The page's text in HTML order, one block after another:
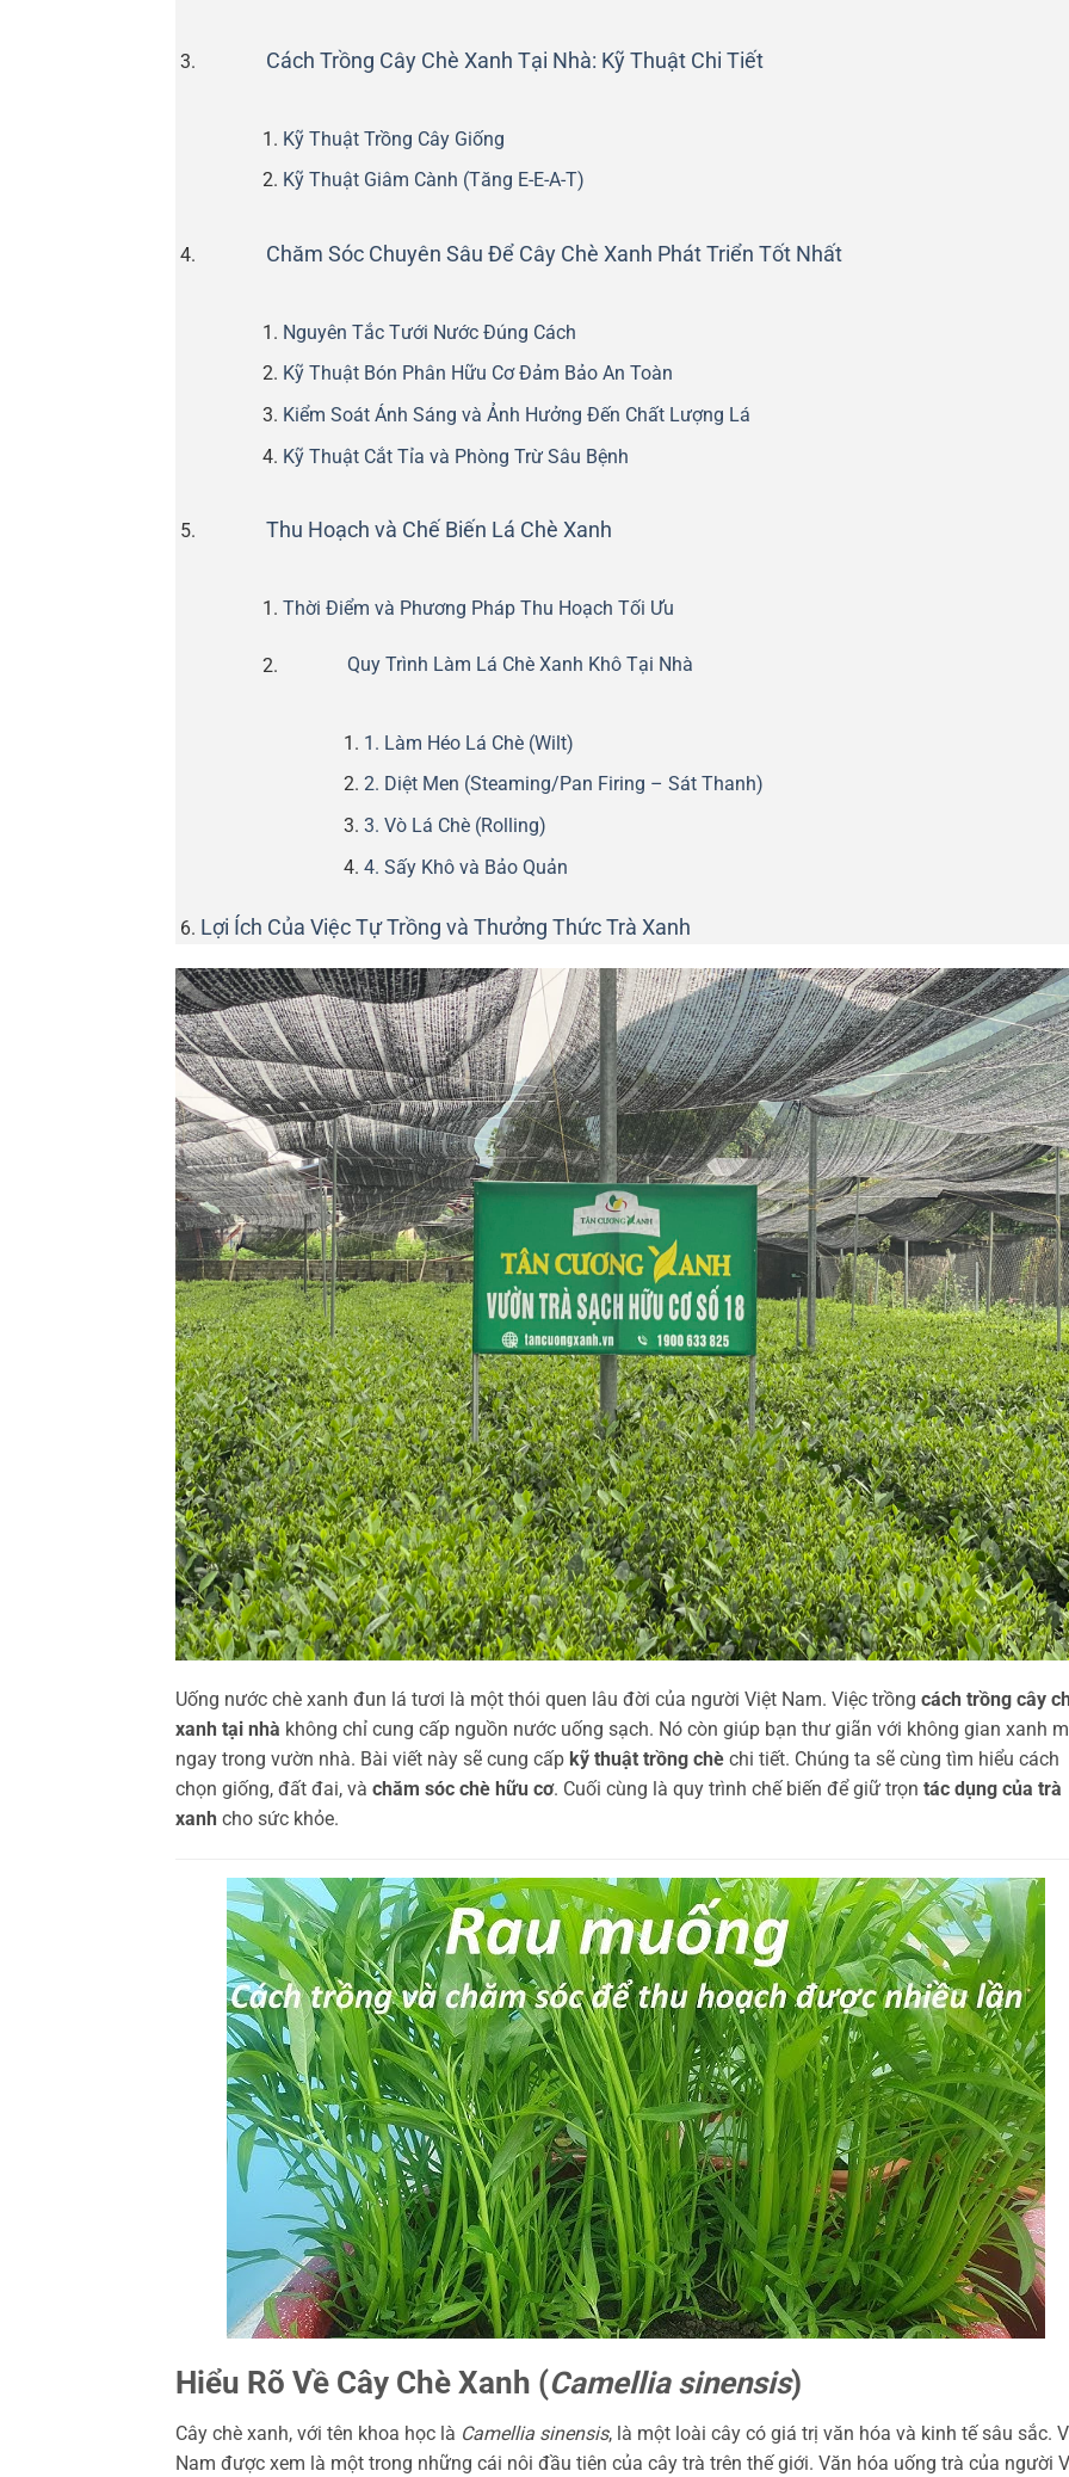
Cách Trồng Cây Chè Xanh Tại Nhà: Kỹ Thuật Chi Tiết
Kỹ Thuật Trồng Cây Giống
Kỹ Thuật Giâm Cành (Tăng E-E-A-T)
Chăm Sóc Chuyên Sâu Để Cây Chè Xanh Phát Triển Tốt Nhất
Nguyên Tắc Tưới Nước Đúng Cách
Kỹ Thuật Bón Phân Hữu Cơ Đảm Bảo An Toàn
Kiểm Soát Ánh Sáng và Ảnh Hưởng Đến Chất Lượng Lá
Kỹ Thuật Cắt Tỉa và Phòng Trừ Sâu Bệnh
Thu Hoạch và Chế Biến Lá Chè Xanh
Thời Điểm và Phương Pháp Thu Hoạch Tối Ưu
Quy Trình Làm Lá Chè Xanh Khô Tại Nhà
1. Làm Héo Lá Chè (Wilt)
2. Diệt Men (Steaming/Pan Firing – Sát Thanh)
3. Vò Lá Chè (Rolling)
4. Sấy Khô và Bảo Quản
Lợi Ích Của Việc Tự Trồng và Thưởng Thức Trà Xanh
Uống nước chè xanh đun lá tươi là một thói quen lâu đời của người Việt Nam. Việc trồng cách trồng cây
xanh tại nhà không chỉ cung cấp nguồn nước uống sạch. Nó còn giúp bạn thư giãn với không gian xanh
ngay trong vườn nhà. Bài viết này sẽ cung cấp kỹ thuật trồng chè chi tiết. Chúng ta sẽ cùng tìm hiểu cách
chọn giống, đất đai, và chăm sóc chè hữu cơ. Cuối cùng là quy trình chế biến để giữ trọn tác dụng của trà
xanh cho sức khỏe.
Hiểu Rõ Về Cây Chè Xanh (Camellia sinensis)
Cây chè xanh, với tên khoa học là Camellia sinensis, là một loài cây có giá trị văn hóa và kinh tế sâu sắc.
Nam được xem là một trong những cái nôi đầu tiên của cây trà trên thế giới. Văn hóa uống trà của người